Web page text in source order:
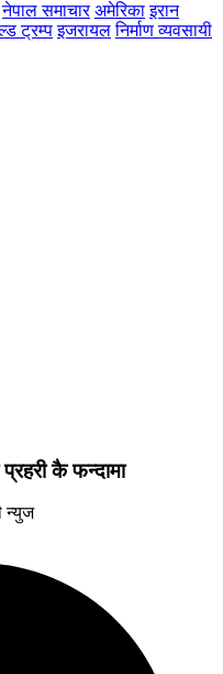
नेपाल समाचार अमेरिका इरान
ट्रम्प इजरायल निर्माण व्यवसायी
प्रहरी कै फन्दामा
न्युज